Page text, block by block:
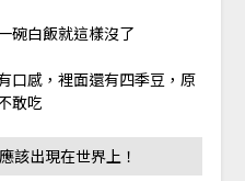
碗白飯就這樣沒了
口感，裡面還有四季豆，原
敢吃
該出現在世界上！